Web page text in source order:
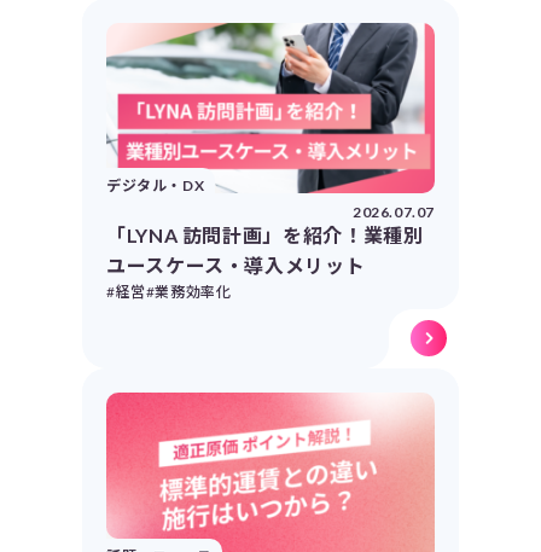
デジタル・DX
2026.07.07
「LYNA 訪問計画」を紹介！業種別
ユースケース・導入メリット
#経営#業務効率化